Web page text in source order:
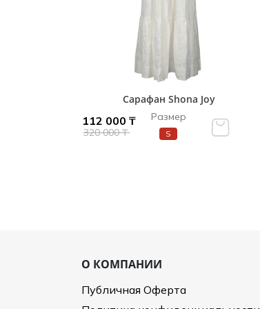
Сарафан Shona Joy
112 000 ₸
320 000 ₸
Размер
S
О КОМПАНИИ
Публичная Оферта